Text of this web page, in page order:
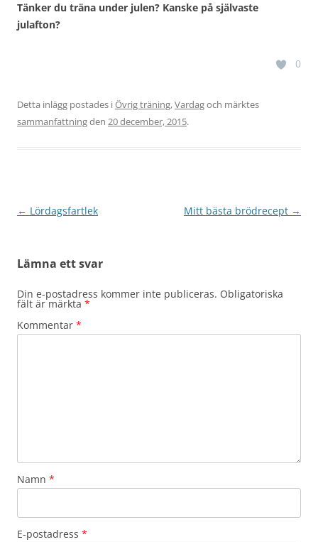
Tänker du träna under julen? Kanske på självaste
julafton?
0
Detta inlägg postades iÖvrig träning,Vardagoch märktes
sammanfattningden 20 december, 2015.
Inläggsnavigering
← Lördagsfartlek Mitt bästa brödrecept →
Lämna ett svar
Din e-postadress kommer inte publiceras. Obligatoriska
fält är märkta *
Kommentar *
Namn *
E-postadress *